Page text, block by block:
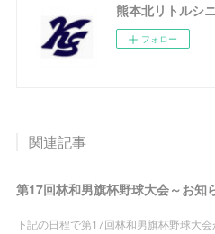
熊本北リトルシ
フォロー
関連記事
第17回林和男旗杯野球大会～お知
下記の日程で第17回林和男旗杯野球大会